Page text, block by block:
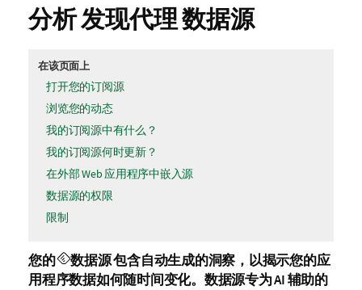
分析发现代理数据源
在该页面上
打开您的订阅源
浏览您的动态
我的订阅源中有什么？
我的订阅源何时更新？
在外部 Web 应用程序中嵌入源
数据源的权限
限制
您的 数据源包含自动生成的洞察，以揭示您的应
用程序数据如何随时间变化。数据源专为 AI 辅助的